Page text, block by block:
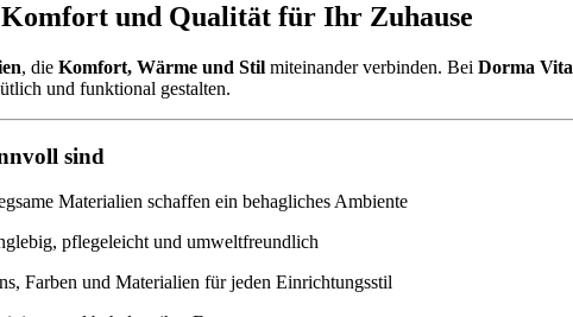
und Qualität für Ihr Zuhause
, die Komfort, Wärme und Stil miteinander verbinden. Bei Dorma Vita
und funktional gestalten.
sind
Materialien schaffen ein behagliches Ambiente
pflegeleicht und umweltfreundlich
Farben und Materialien für jeden Einrichtungsstil